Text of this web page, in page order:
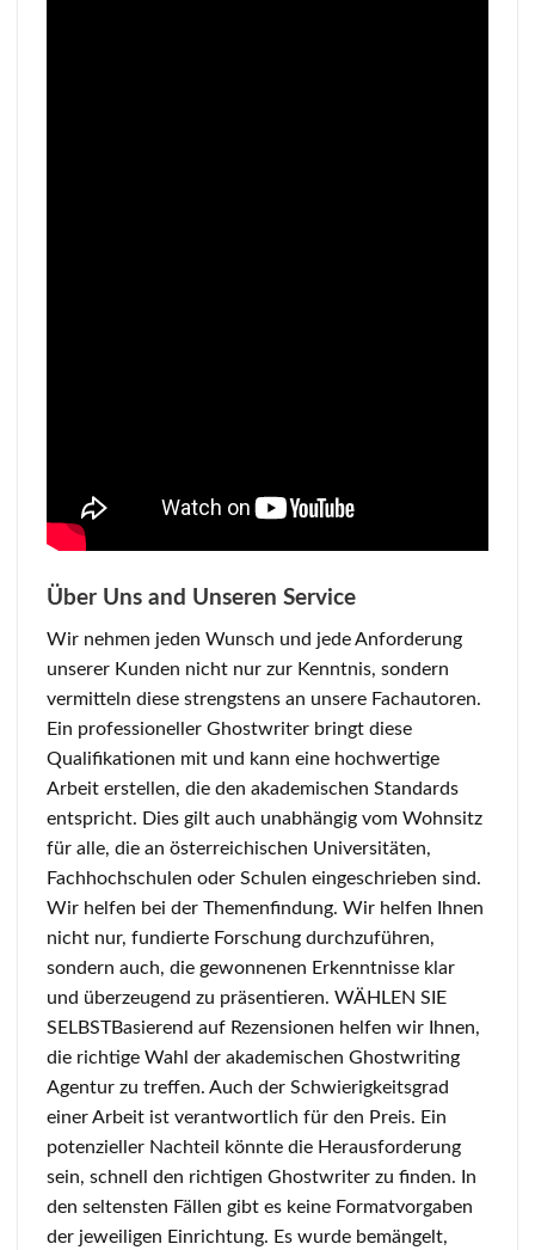
Über Uns and Unseren Service
Wir nehmen jeden Wunsch und jede Anforderung
unserer Kunden nicht nur zur Kenntnis, sondern
vermitteln diese strengstens an unsere Fachautoren.
Ein professioneller Ghostwriter bringt diese
Qualifikationen mit und kann eine hochwertige
Arbeit erstellen, die den akademischen Standards
entspricht. Dies gilt auch unabhängig vom Wohnsitz
für alle, die an österreichischen Universitäten,
Fachhochschulen oder Schulen eingeschrieben sind.
Wir helfen bei der Themenfindung. Wir helfen Ihnen
nicht nur, fundierte Forschung durchzuführen,
sondern auch, die gewonnenen Erkenntnisse klar
und überzeugend zu präsentieren. WÄHLEN SIE
SELBSTBasierend auf Rezensionen helfen wir Ihnen,
die richtige Wahl der akademischen Ghostwriting
Agentur zu treffen. Auch der Schwierigkeitsgrad
einer Arbeit ist verantwortlich für den Preis. Ein
potenzieller Nachteil könnte die Herausforderung
sein, schnell den richtigen Ghostwriter zu finden. In
den seltensten Fällen gibt es keine Formatvorgaben
der jeweiligen Einrichtung. Es wurde bemängelt,